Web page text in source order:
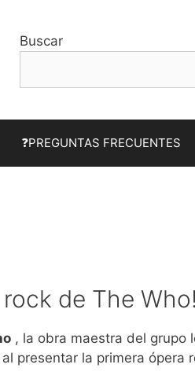
Buscar
❓PREGUNTAS FRECUENTES
de The Who!
, la obra maestra del grupo
presentar la primera ópera